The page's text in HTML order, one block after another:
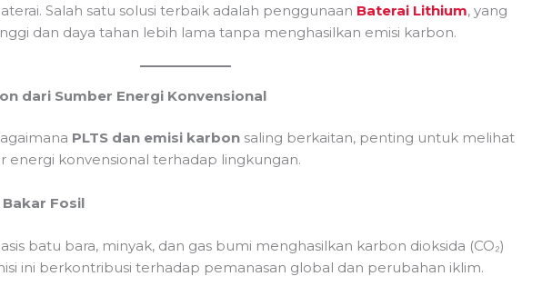
Salah satu solusi terbaik adalah penggunaan Baterai Lithium, yang
dan daya tahan lebih lama tanpa menghasilkan emisi karbon.
dari Sumber Energi Konvensional
PLTS dan emisi karbonsaling berkaitan, penting untuk melihat
energi konvensional terhadap lingkungan.
Fosil
batu bara, minyak, dan gas bumi menghasilkan karbon dioksida (CO₂)
ini berkontribusi terhadap pemanasan global dan perubahan iklim.